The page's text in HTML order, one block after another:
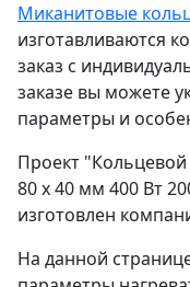
Миканитовые
изготавливаются
заказ с
заказе вы можете
параметры и
Проект "Кольцевой
80 х 40 мм 400 Вт
изготовлен
На данной